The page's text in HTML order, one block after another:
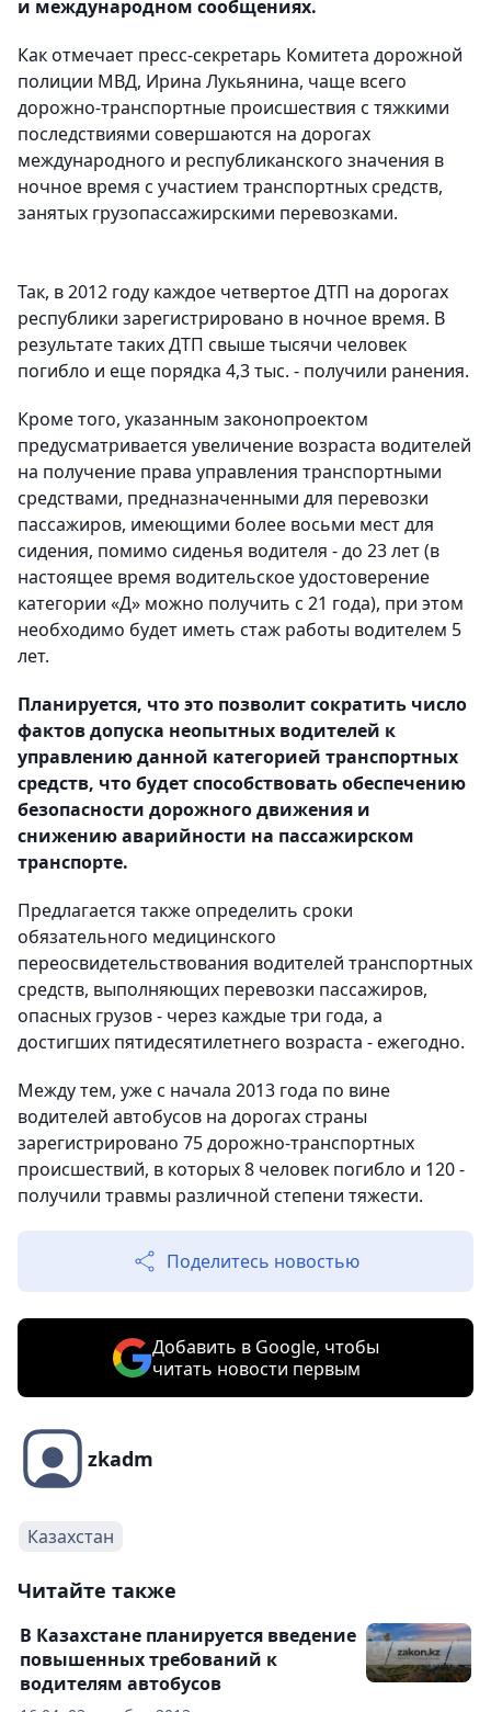
и международном сообщениях.
Как отмечает пресс-секретарь Комитета дорожной
полиции МВД, Ирина Лукьянина, чаще всего
дорожно-транспортные происшествия с тяжкими
последствиями совершаются на дорогах
международного и республиканского значения в
ночное время с участием транспортных средств,
занятых грузопассажирскими перевозками.
Так, в 2012 году каждое четвертое ДТП на дорогах
республики зарегистрировано в ночное время. В
результате таких ДТП свыше тысячи человек
погибло и еще порядка 4,3 тыс. - получили ранения.
Кроме того, указанным законопроектом
предусматривается увеличение возраста водителей
на получение права управления транспортными
средствами, предназначенными для перевозки
пассажиров, имеющими более восьми мест для
сидения, помимо сиденья водителя - до 23 лет (в
настоящее время водительское удостоверение
категории «Д» можно получить с 21 года), при этом
необходимо будет иметь стаж работы водителем 5
лет.
Планируется, что это позволит сократить число
фактов допуска неопытных водителей к
управлению данной категорией транспортных
средств, что будет способствовать обеспечению
безопасности дорожного движения и
снижению аварийности на пассажирском
транспорте.
Предлагается также определить сроки
обязательного медицинского
переосвидетельствования водителей транспортных
средств, выполняющих перевозки пассажиров,
опасных грузов - через каждые три года, а
достигших пятидесятилетнего возраста - ежегодно.
Между тем, уже с начала 2013 года по вине
водителей автобусов на дорогах страны
зарегистрировано 75 дорожно-транспортных
происшествий, в которых 8 человек погибло и 120 -
получили травмы различной степени тяжести.
Поделитесь новостью
Добавить в Google, чтобы
читать новости первым
zkadm
Казахстан
Читайте также
В Казахстане планируется введение
повышенных требований к
водителям автобусов